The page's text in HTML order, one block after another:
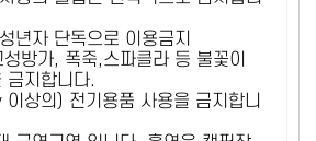
년자 단독으로 이용금지
방가, 폭죽,스파클라 등 불꽃이
금지합니다.
상의) 전기용품 사용을 금지합니